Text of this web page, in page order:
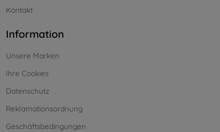
Kontakt
Information
Unsere Marken
Ihre Cookies
Datenschutz
Reklamationsordnung
Geschäftsbedingungen